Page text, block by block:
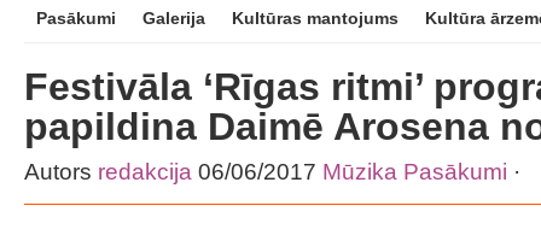
Pasākumi Galerija Kultūras mantojums Kultūra
Festivāla ‘Rīgas ritmi’
papildina Daimē Arosena
Autors redakcija 06/06/2017 Mūzika Pasākumi ·